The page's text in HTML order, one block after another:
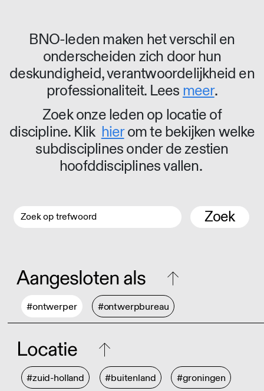
BNO-leden maken het verschil en
onderscheiden zich door hun
deskundigheid, verantwoordelijkheid en
professionaliteit. Lees meer.
Zoek onze leden op locatie of
discipline. Klik hierom te bekijken welke
subdisciplines onder de zestien
hoofddisciplines vallen.
Zoek
Aangesloten als
#ontwerper #ontwerpbureau
Locatie
#zuid-holland #buitenland #groningen